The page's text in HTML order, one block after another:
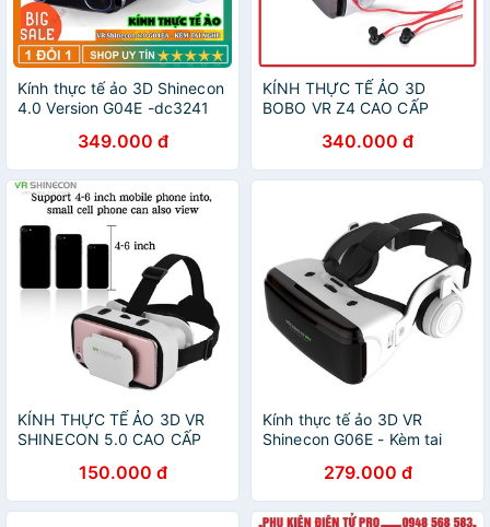
Kính thực tế ảo 3D Shinecon
4.0 Version G04E -dc3241
349.000 đ
KÍNH THỰC TẾ ẢO 3D
BOBO VR Z4 CAO CẤP
340.000 đ
KÍNH THỰC TẾ ẢO 3D VR
SHINECON 5.0 CAO CẤP
150.000 đ
Kính thực tế ảo 3D VR
Shinecon G06E - Kèm tai
279.000 đ